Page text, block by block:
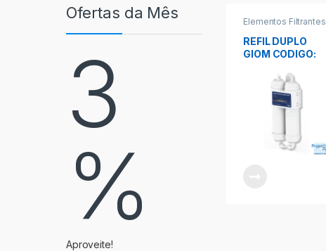
Ofertas da Mês
3
%
Aproveite!
Elementos Filtrantes
REFIL DUPLO
GIOM CODIGO: